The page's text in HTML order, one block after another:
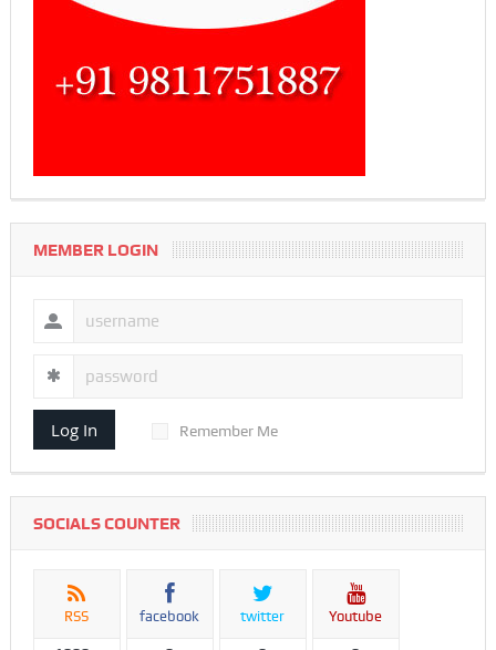
MEMBER LOGIN
Log In Remember Me
SOCIALS COUNTER
RSS facebook twitter Youtube